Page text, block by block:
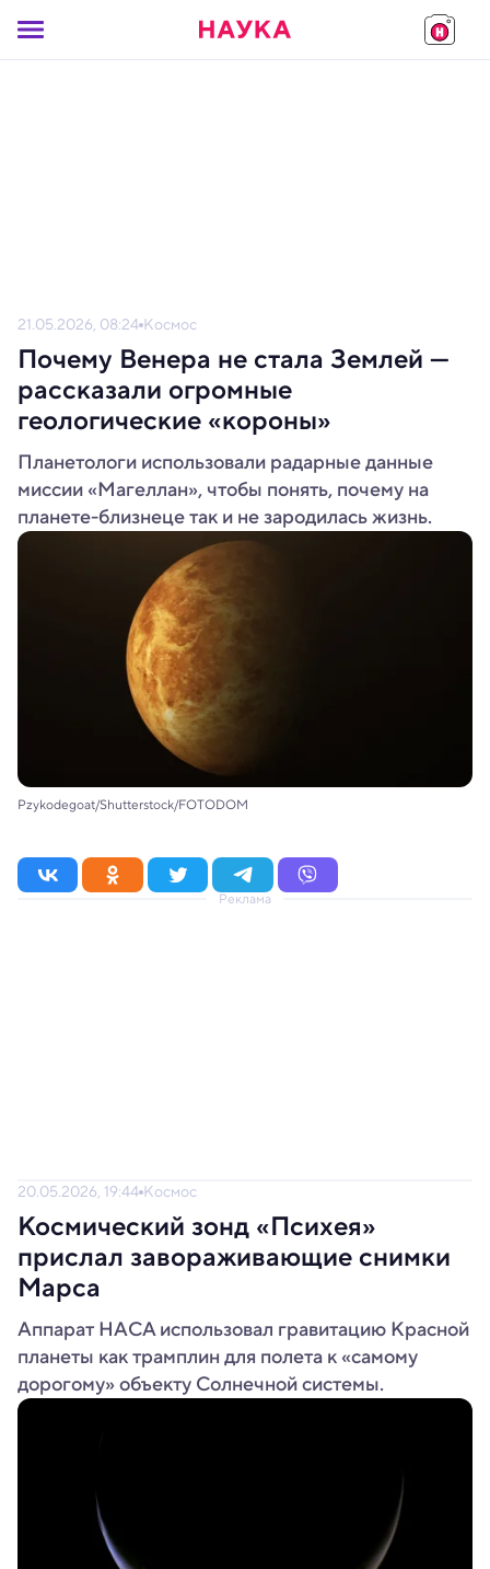
21.05.2026, 08:24 Космос
Почему Венера не стала Землей —
рассказали огромные
геологические «короны»
Планетологи использовали радарные данные
миссии «Магеллан», чтобы понять, почему на
планете-близнеце так и не зародилась жизнь.
Pzykodegoat/Shutterstock/FOTODOM
Реклама
20.05.2026, 19:44 Космос
Космический зонд «Психея»
прислал завораживающие снимки
Марса
Аппарат НАСА использовал гравитацию Красной
планеты как трамплин для полета к «самому
дорогому» объекту Солнечной системы.